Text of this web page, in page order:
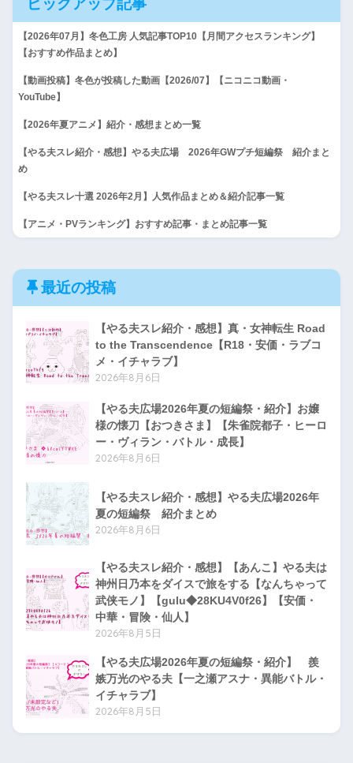
ピックアップ記事
【2026年07月】冬色工房 人気記事TOP10【月間アクセスランキング】
【おすすめ作品まとめ】
【動画投稿】冬色が投稿した動画【2026/07】【ニコニコ動画・
YouTube】
【2026年夏アニメ】紹介・感想まとめ一覧
【やる夫スレ紹介・感想】やる夫広場 2026年GWプチ短編祭 紹介まと
め
【やる夫スレ十選 2026年2月】人気作品まとめ＆紹介記事一覧
【アニメ・PVランキング】おすすめ記事・まとめ記事一覧
最近の投稿
【やる夫スレ紹介・感想】真・女神転生 Road
to the Transcendence【R18・安価・ラブコ
メ・イチャラブ】
2026年8月6日
【やる夫広場2026年夏の短編祭・紹介】お嬢
様の懐刀【おつきさま】【朱雀院都子・ヒーロ
ー・ヴィラン・バトル・成長】
2026年8月6日
【やる夫スレ紹介・感想】やる夫広場2026年
夏の短編祭 紹介まとめ
2026年8月6日
【やる夫スレ紹介・感想】【あんこ】やる夫は
神州日乃本をダイスで旅をする【なんちゃって
武侠モノ】【gulu◆28KU4V0f26】【安価・
中華・冒険・仙人】
2026年8月5日
【やる夫広場2026年夏の短編祭・紹介】 羨
嫉万光のやる夫【一之瀬アスナ・異能バトル・
イチャラブ】
2026年8月5日